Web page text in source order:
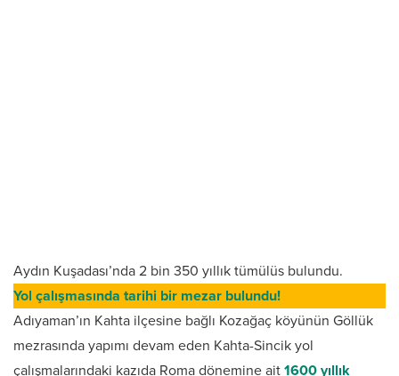
Aydın Kuşadası’nda 2 bin 350 yıllık tümülüs bulundu.
Yol çalışmasında tarihi bir mezar bulundu!
Adıyaman’ın Kahta ilçesine bağlı Kozağaç köyünün Göllük
mezrasında yapımı devam eden Kahta-Sincik yol
çalışmalarındaki kazıda Roma dönemine ait 1600 yıllık